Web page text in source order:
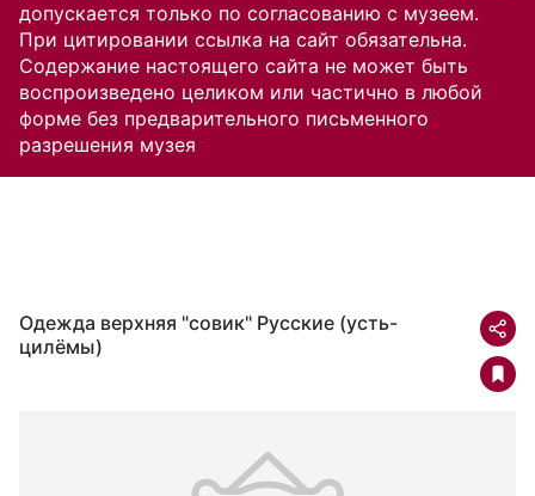
допускается только по согласованию с музеем.
При цитировании ссылка на сайт обязательна.
Содержание настоящего сайта не может быть
воспроизведено целиком или частично в любой
форме без предварительного письменного
разрешения музея
Одежда верхняя "совик" Русские (усть-
цилёмы)